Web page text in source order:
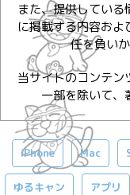
また、提供してい
に掲載する内容お
任を負い
当サイトのコンテ
一部を除いて、
iPhone Mac
ゆるキャン アプリ